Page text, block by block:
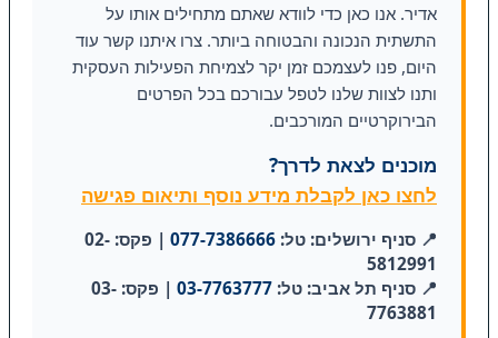
אדיר. אנו כאן כדי לוודא שאתם מתחילים אותו על
התשתית הנכונה והבטוחה ביותר. צרו איתנו קשר עוד
היום, פנו לעצמכם זמן יקר לצמיחת הפעילות העסקית
ותנו לצוות שלנו לטפל עבורכם בכל הפרטים
הבירוקרטיים המורכבים.
מוכנים לצאת לדרך?
לחצו כאן לקבלת מידע נוסף ותיאום פגישה
📍 סניף ירושלים: טל: 077-7386666
| פקס: 02-
5812991
📍 סניף תל אביב: טל: 03-7763777
| פקס: 03-
7763881